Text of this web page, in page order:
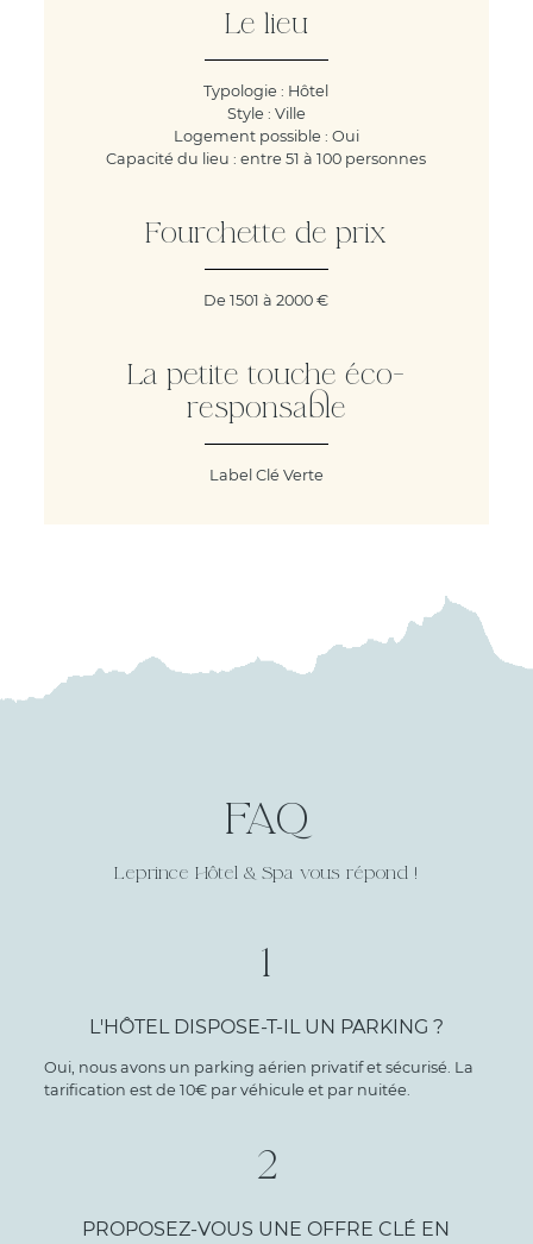
Le lieu
Typologie : Hôtel
Style : Ville
Logement possible : Oui
Capacité du lieu : entre 51 à 100 personnes
Fourchette de prix
De 1501 à 2000 €
La petite touche éco-
responsable
Label Clé Verte
FAQ
Leprince Hôtel & Spa vous répond !
1
L'HÔTEL DISPOSE-T-IL UN PARKING ?
Oui, nous avons un parking aérien privatif et sécurisé. La
tarification est de 10€ par véhicule et par nuitée.
2
PROPOSEZ-VOUS UNE OFFRE CLÉ EN